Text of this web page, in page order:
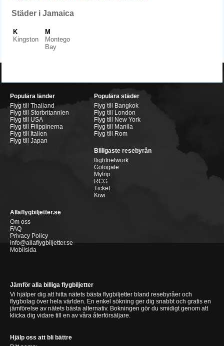
Städer i Jamaica
K
Kingston
M
Montego
Bay
Populära länder
Flyg till Thailand
Flyg till Storbritannien
Flyg till USA
Flyg till Filippinerna
Flyg till Italien
Flyg till Japan
Populära städer
Flyg till Bangkok
Flyg till London
Flyg till New York
Flyg till Manila
Flyg till Rom
Billigaste resebyrån
flightnetwork
Gotogate
Mytrip
RCG
Ticket
Kiwi
Allaflygbiljetter.se
Om oss
FAQ
Privacy Policy
info@allaflygbiljetter.se
Mobilsida
Jämför alla billiga flygbiljetter
Vi hjälper dig att hitta nätets bästa flygbiljetter bland resebyråer och
flygbolag över hela världen. En enkel sökning ger dig snabbt och gratis en
jämförelse av nätets bästa alternativ. Bokningen gör du smidigt genom att
klicka dig vidare till en av våra återförsäljare.
Hjälp oss att bli bättre